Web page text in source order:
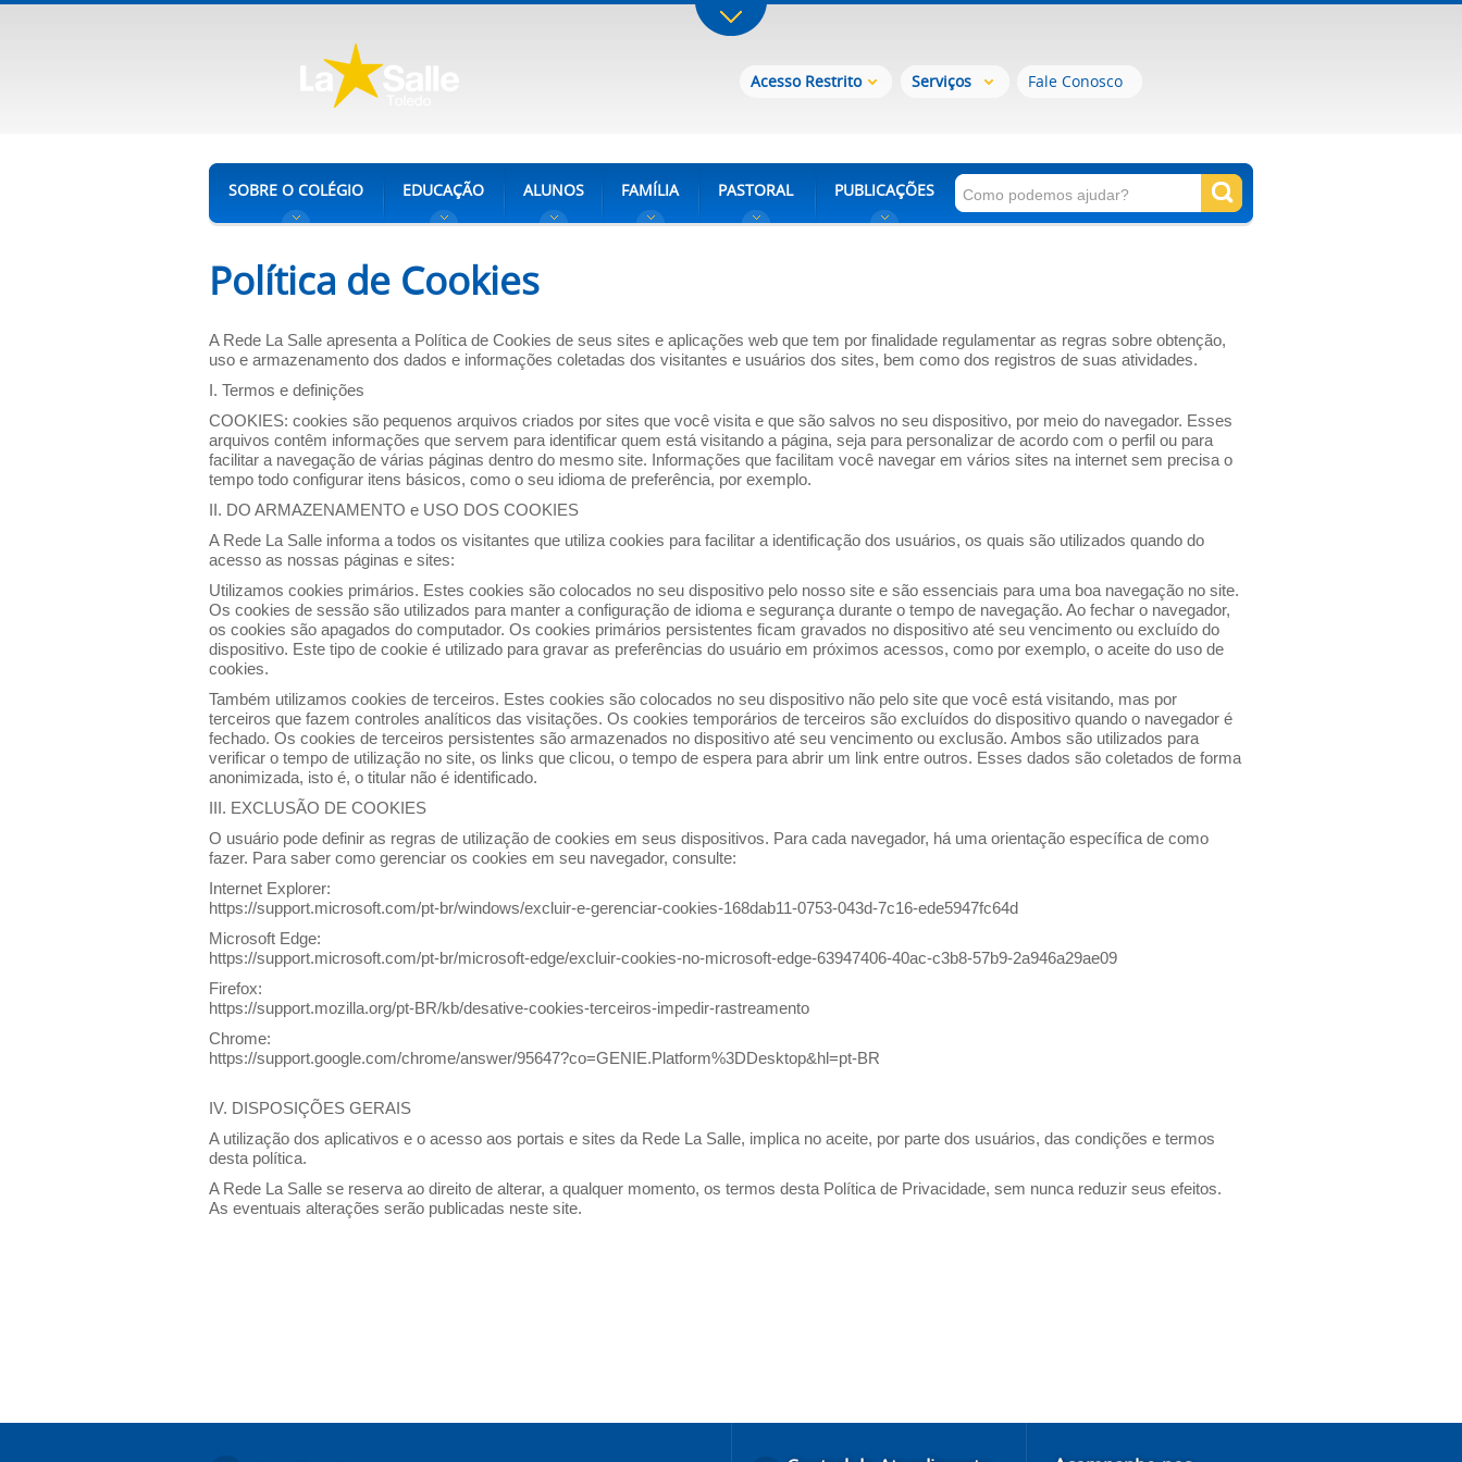
Acesso Restrito Serviços Fale Conosco
SOBRE O COLÉGIO EDUCAÇÃO ALUNOS FAMÍLIA PASTORAL PUBLICAÇÕES
Política de Cookies
A Rede La Salle apresenta a Política de Cookies de seus sites e aplicações web que tem por finalidade regulamentar as regras sobre obtenção,
uso e armazenamento dos dados e informações coletadas dos visitantes e usuários dos sites, bem como dos registros de suas atividades.
I. Termos e definições
COOKIES: cookies são pequenos arquivos criados por sites que você visita e que são salvos no seu dispositivo, por meio do navegador. Esses
arquivos contêm informações que servem para identificar quem está visitando a página, seja para personalizar de acordo com o perfil ou para
facilitar a navegação de várias páginas dentro do mesmo site. Informações que facilitam você navegar em vários sites na internet sem precisa o
tempo todo configurar itens básicos, como o seu idioma de preferência, por exemplo.
II. DO ARMAZENAMENTO e USO DOS COOKIES
A Rede La Salle informa a todos os visitantes que utiliza cookies para facilitar a identificação dos usuários, os quais são utilizados quando do
acesso as nossas páginas e sites:
Utilizamos cookies primários. Estes cookies são colocados no seu dispositivo pelo nosso site e são essenciais para uma boa navegação no site.
Os cookies de sessão são utilizados para manter a configuração de idioma e segurança durante o tempo de navegação. Ao fechar o navegador,
os cookies são apagados do computador. Os cookies primários persistentes ficam gravados no dispositivo até seu vencimento ou excluído do
dispositivo. Este tipo de cookie é utilizado para gravar as preferências do usuário em próximos acessos, como por exemplo, o aceite do uso de
cookies.
Também utilizamos cookies de terceiros. Estes cookies são colocados no seu dispositivo não pelo site que você está visitando, mas por
terceiros que fazem controles analíticos das visitações. Os cookies temporários de terceiros são excluídos do dispositivo quando o navegador é
fechado. Os cookies de terceiros persistentes são armazenados no dispositivo até seu vencimento ou exclusão. Ambos são utilizados para
verificar o tempo de utilização no site, os links que clicou, o tempo de espera para abrir um link entre outros. Esses dados são coletados de forma
anonimizada, isto é, o titular não é identificado.
III. EXCLUSÃO DE COOKIES
O usuário pode definir as regras de utilização de cookies em seus dispositivos. Para cada navegador, há uma orientação específica de como
fazer. Para saber como gerenciar os cookies em seu navegador, consulte:
Internet Explorer:
https://support.microsoft.com/pt-br/windows/excluir-e-gerenciar-cookies-168dab11-0753-043d-7c16-ede5947fc64d
Microsoft Edge:
https://support.microsoft.com/pt-br/microsoft-edge/excluir-cookies-no-microsoft-edge-63947406-40ac-c3b8-57b9-2a946a29ae09
Firefox:
https://support.mozilla.org/pt-BR/kb/desative-cookies-terceiros-impedir-rastreamento
Chrome:
https://support.google.com/chrome/answer/95647?co=GENIE.Platform%3DDesktop&hl=pt-BR
IV. DISPOSIÇÕES GERAIS
A utilização dos aplicativos e o acesso aos portais e sites da Rede La Salle, implica no aceite, por parte dos usuários, das condições e termos
desta política.
A Rede La Salle se reserva ao direito de alterar, a qualquer momento, os termos desta Política de Privacidade, sem nunca reduzir seus efeitos.
As eventuais alterações serão publicadas neste site.